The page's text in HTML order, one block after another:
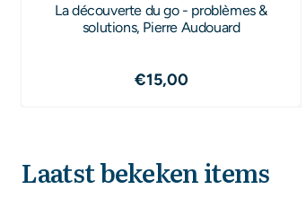
La découverte du go - problèmes &
solutions, Pierre Audouard
Prijs: 15,00
€15,00
Laatst bekeken items